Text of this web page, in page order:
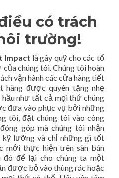
có trách
trường!
Impact là gây quỹ cho các tổ
chúng tôi. Chúng tôi hoàn
vận hành các cửa hàng tiết
được quyên tặng nhẹ
như tất cả mọi thứ chúng
đưa vào phục vụ bởi những
tôi, đặt chúng tôi vào công
góp mà chúng tôi nhận
lưỡng và chỉ những gì tốt
mới thực hiện trên sàn bán
đó để lại cho chúng ta một
được bỏ vào thùng rác hoặc